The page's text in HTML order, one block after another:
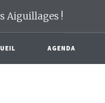
Aiguillages !
AGENDA